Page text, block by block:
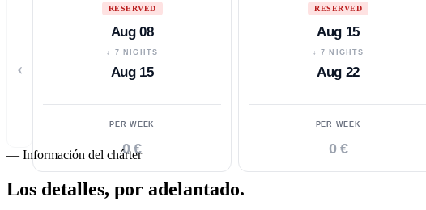
‹
RESERVED
Aug 08
↓ 7 NIGHTS
Aug 15
PER WEEK
0 €
RESERVED
Aug 15
↓ 7 NIGHTS
Aug 22
PER WEEK
0 €
— Información del chárter
Los detalles, por adelantado.